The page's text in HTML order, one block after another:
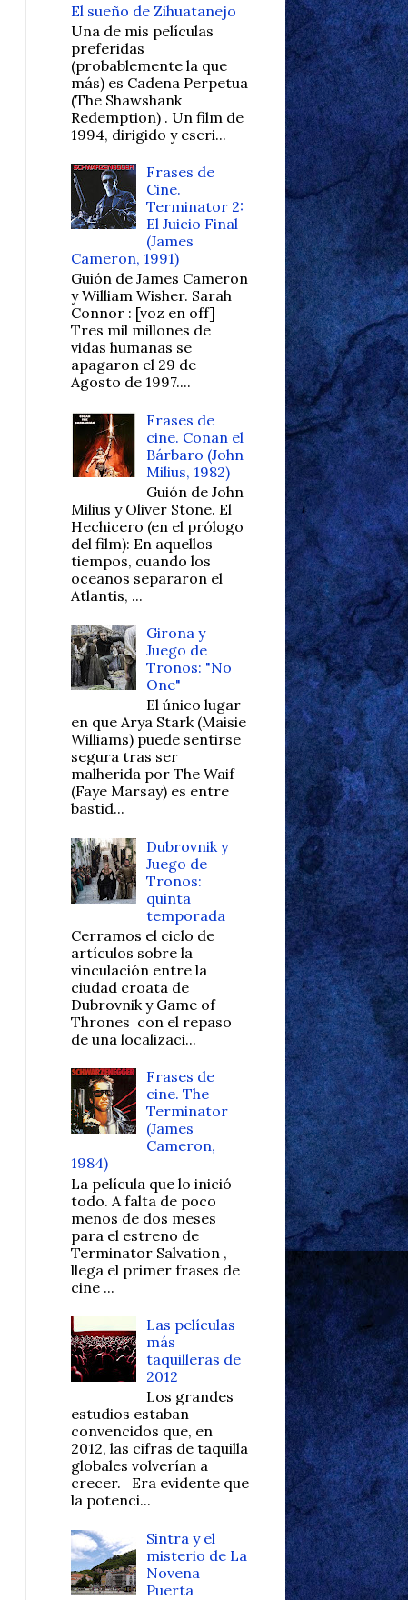
El sueño de Zihuatanejo
Una de mis películas
preferidas
(probablemente la que
más) es Cadena Perpetua
(The Shawshank
Redemption) . Un film de
1994, dirigido y escri...
Frases de
Cine.
Terminator 2:
El Juicio Final
(James
Cameron, 1991)
Guión de James Cameron
y William Wisher. Sarah
Connor : [voz en off]
Tres mil millones de
vidas humanas se
apagaron el 29 de
Agosto de 1997....
Frases de
cine. Conan el
Bárbaro (John
Milius, 1982)
Guión de John
Milius y Oliver Stone. El
Hechicero (en el prólogo
del film): En aquellos
tiempos, cuando los
oceanos separaron el
Atlantis, ...
Girona y
Juego de
Tronos: "No
One"
El único lugar
en que Arya Stark (Maisie
Williams) puede sentirse
segura tras ser
malherida por The Waif
(Faye Marsay) es entre
bastid...
Dubrovnik y
Juego de
Tronos:
quinta
temporada
Cerramos el ciclo de
artículos sobre la
vinculación entre la
ciudad croata de
Dubrovnik y Game of
Thrones con el repaso
de una localizaci...
Frases de
cine. The
Terminator
(James
Cameron,
1984)
La película que lo inició
todo. A falta de poco
menos de dos meses
para el estreno de
Terminator Salvation ,
llega el primer frases de
cine ...
Las películas
más
taquilleras de
2012
Los grandes
estudios estaban
convencidos que, en
2012, las cifras de taquilla
globales volverían a
crecer. Era evidente que
la potenci...
Sintra y el
misterio de La
Novena
Puerta